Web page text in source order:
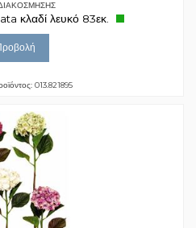
κλαδί λευκό 83εκ.
013.821895